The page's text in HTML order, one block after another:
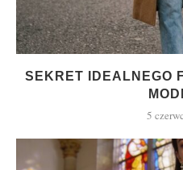
SEKRET IDEALNEGO
5